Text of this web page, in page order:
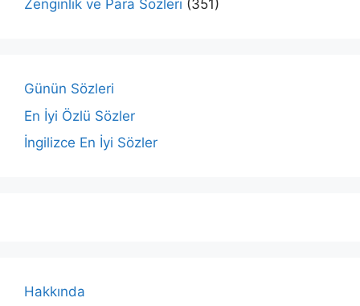
Zenginlik ve Para Sözleri (351)
Günün Sözleri
En İyi Özlü Sözler
İngilizce En İyi Sözler
Hakkında